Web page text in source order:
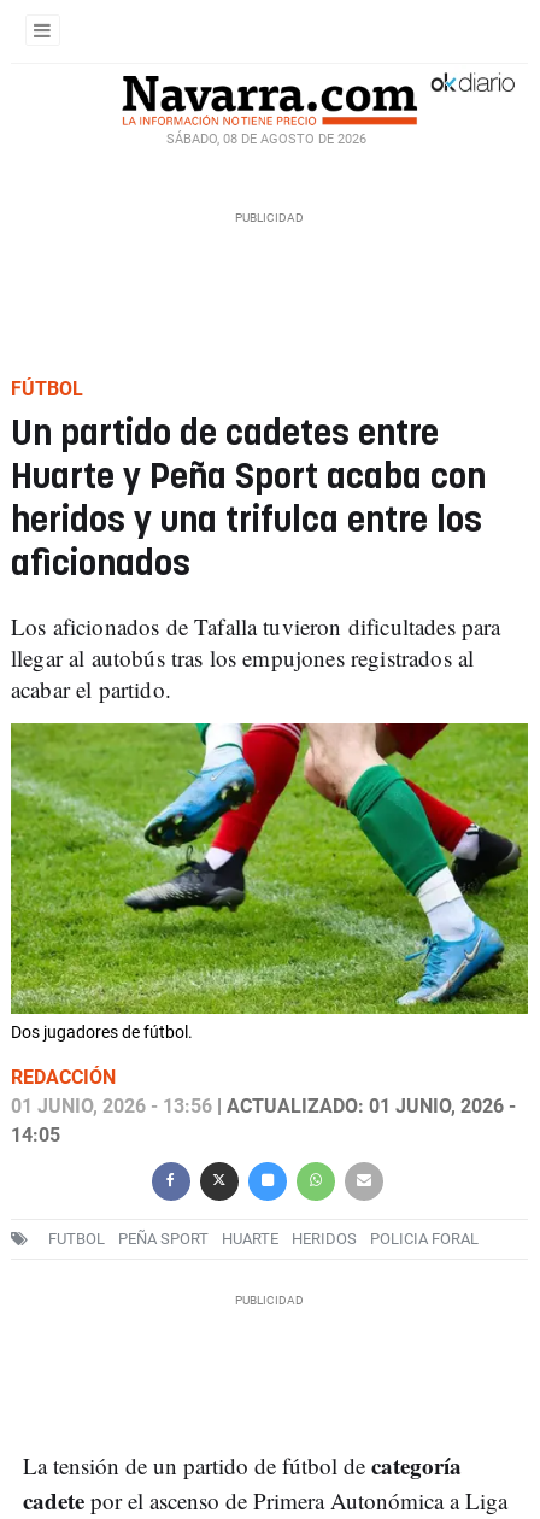
SÁBADO, 08 DE AGOSTO DE 2026
FÚTBOL
Un partido de cadetes entre
Huarte y Peña Sport acaba con
heridos y una trifulca entre los
aficionados
Los aficionados de Tafalla tuvieron dificultades para
llegar al autobús tras los empujones registrados al
acabar el partido.
Dos jugadores de fútbol.
REDACCIÓN
01 JUNIO, 2026 - 13:56 | ACTUALIZADO: 01 JUNIO, 2026 -
14:05
FUTBOL PEÑA SPORT HUARTE HERIDOS POLICIA FORAL
La tensión de un partido de fútbol de categoría
cadete por el ascenso de Primera Autonómica a Liga